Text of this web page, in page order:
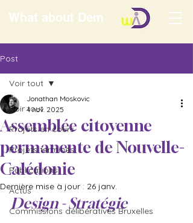
What about Dem
Post
Voir tout
Projets en cours
Projets terminés
Publications
Actus
Commissions délibératives Bruxelles
Voir tout
Assemblée citoyenne
permanente de Nouvelle-
Calédonie
Jonathan Moskovic
4 nov. 2025
Dernière mise à jour : 26 janv.
Design - Stratégie